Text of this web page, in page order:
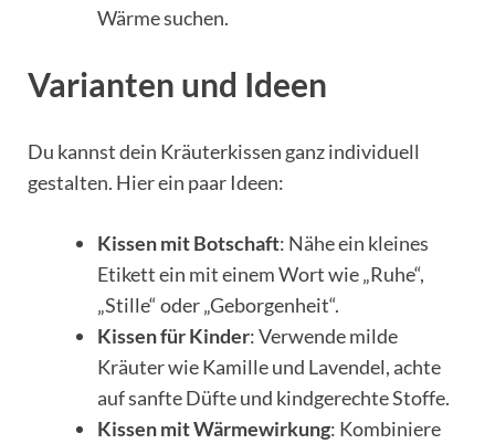
Wärme suchen.
Varianten und Ideen
Du kannst dein Kräuterkissen ganz individuell
gestalten. Hier ein paar Ideen:
Kissen mit Botschaft: Nähe ein kleines
Etikett ein mit einem Wort wie „Ruhe“,
„Stille“ oder „Geborgenheit“.
Kissen für Kinder: Verwende milde
Kräuter wie Kamille und Lavendel, achte
auf sanfte Düfte und kindgerechte Stoffe.
Kissen mit Wärmewirkung: Kombiniere